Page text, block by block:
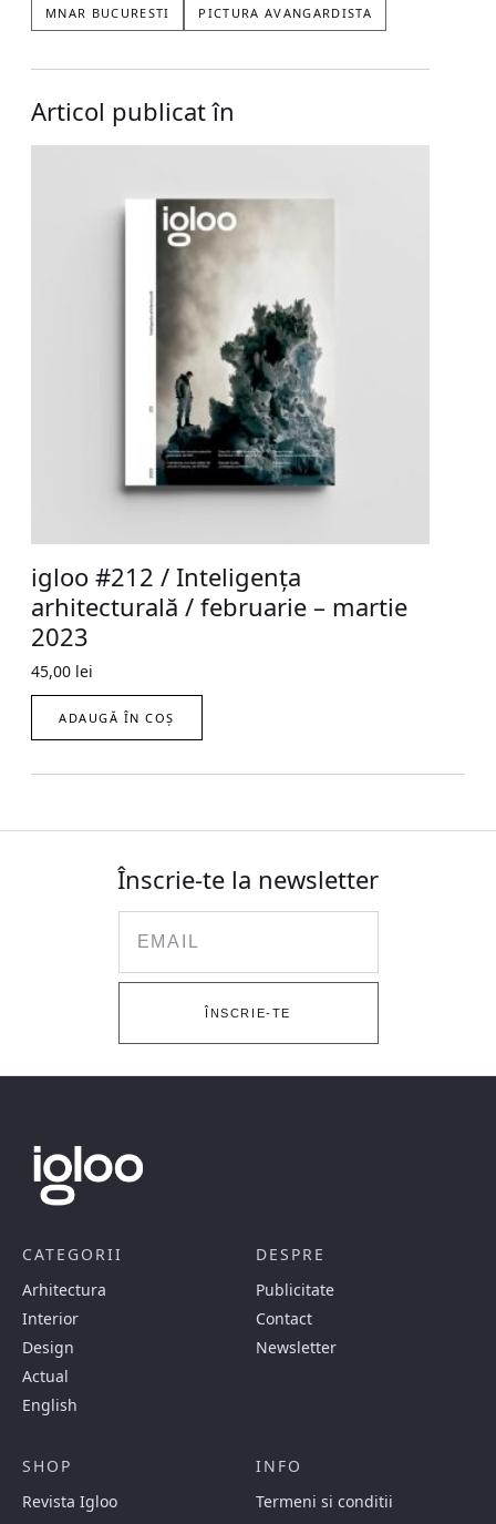
MNAR BUCURESTI PICTURA AVANGARDISTA
Articol publicat în
igloo #212 / Inteligența
arhitecturală / februarie – martie
2023
45,00 lei
ADAUGĂ ÎN COȘ
Înscrie-te la newsletter
ÎNSCRIE-TE
CATEGORII
Arhitectura
Interior
Design
Actual
English
DESPRE
Publicitate
Contact
Newsletter
SHOP
Revista Igloo
INFO
Termeni si conditii